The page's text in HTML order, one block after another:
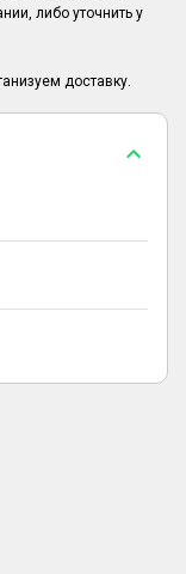
либо уточнить у